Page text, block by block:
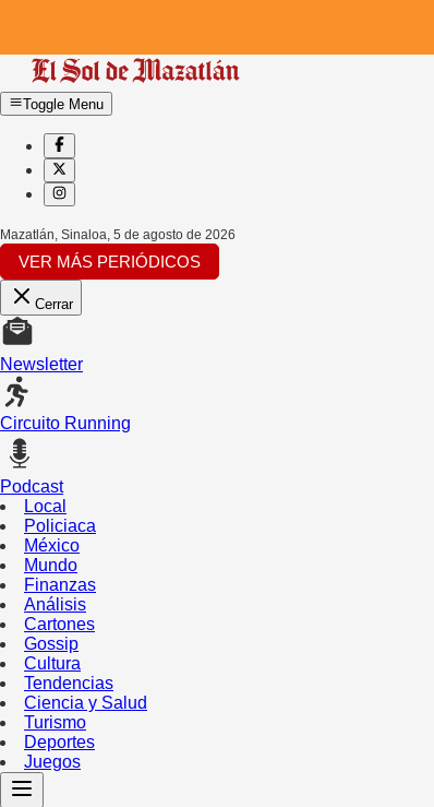
Toggle Menu
Mazatlán, Sinaloa, 5 de agosto de 2026
VER MÁS PERIÓDICOS
Cerrar
Newsletter
Circuito Running
Podcast
Local
Policiaca
México
Mundo
Finanzas
Análisis
Cartones
Gossip
Cultura
Tendencias
Ciencia y Salud
Turismo
Deportes
Juegos